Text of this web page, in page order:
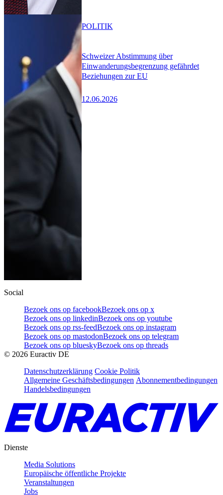
Schweizer Abstimmung über
Einwanderungsbegrenzung gefährdet
Beziehungen zur EU
12.06.2026
POLITIK
Social
Bezoek ons op facebookBezoek ons op x
Bezoek ons op linkedinBezoek ons op youtube
Bezoek ons op rss-feedBezoek ons op instagram
Bezoek ons op mastodonBezoek ons op telegram
Bezoek ons op blueskyBezoek ons op threads
© 2026 Euractiv DE
Datenschutzerklärung Cookie Politik
Allgemeine Geschäftsbedingungen Abonnementbedingungen
Handelsbedingungen
Dienste
Media Solutions
Europäische öffentliche Projekte
Veranstaltungen
Jobs